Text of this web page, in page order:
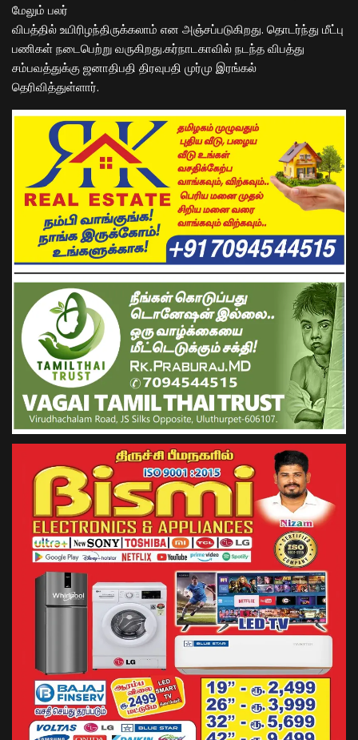
மேலும் பலர்
விபத்தில் உயிரிழந்திருக்கலாம் என அஞ்சப்படுகிறது. தொடர்ந்து மீட்பு
பணிகள் நடைபெற்று வருகிறது.கர்நாடகாவில் நடந்த விபத்து
சம்பவத்துக்கு ஜனாதிபதி திரவுபதி முர்மு இரங்கல்
தெரிவித்துள்ளார்.